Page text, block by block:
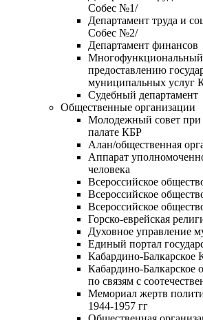
Собес №1/
Департамент труда и
Собес №2/
Департамент финансов
предоставлению
муниципальных услуг
Судебный департамент
Общественные организации
Молодежный совет
палате КБР
Алан/общественная
Аппарат
человека
Всероссийское
Всероссийское
Всероссийское
Горско-еврейская
Духовное управление
Единый портал
Кабардино-
Кабардино-Балкарское
по связям с
Мемориал жертв
1944-1957 гг